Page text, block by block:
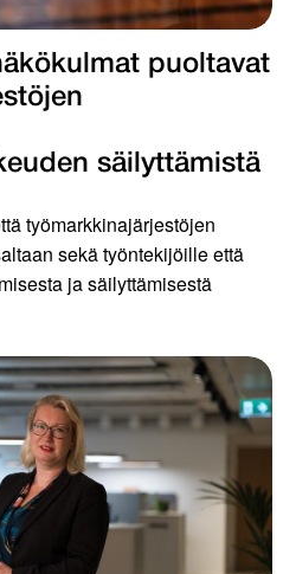
puoltavat
säilyttämistä
työmarkkinajärjestöjen
sekä työntekijöille että
ja säilyttämisestä